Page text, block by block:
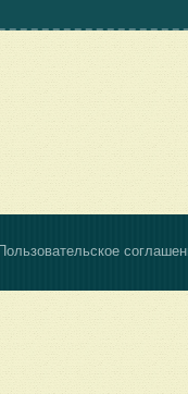
Пользовательское